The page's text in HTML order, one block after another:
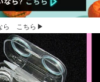
ら こちら▶